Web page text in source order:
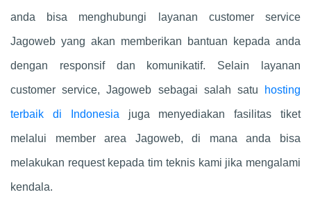
anda bisa menghubungi layanan customer service
Jagoweb yang akan memberikan bantuan kepada anda
dengan responsif dan komunikatif. Selain layanan
customer service, Jagoweb sebagai salah satu hosting
terbaik di Indonesia juga menyediakan fasilitas tiket
melalui member area Jagoweb, di mana anda bisa
melakukan request kepada tim teknis kami jika mengalami
kendala.